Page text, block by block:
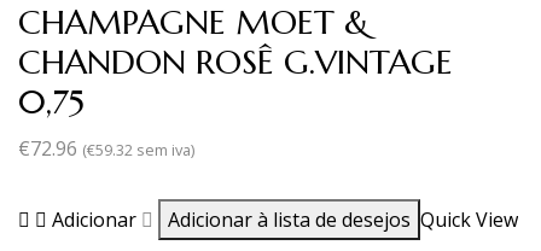
CHAMPAGNE MOET &
CHANDON ROSÊ G.VINTAGE
0,75
€72.96 (€59.32 sem iva)
Adicionar Adicionar à lista de desejos Quick View